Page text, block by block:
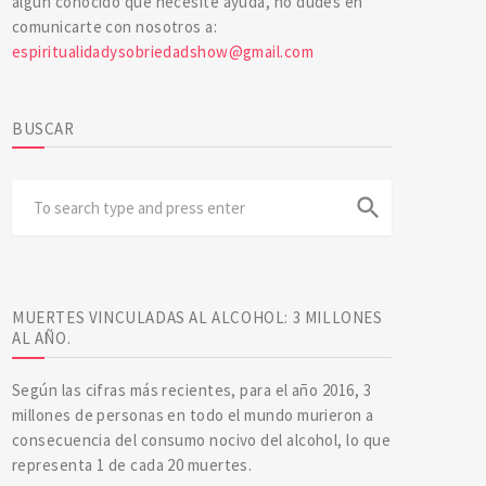
comunicarte con nosotros a:
espiritualidadysobriedadshow@gmail.com
BUSCAR
search
MUERTES VINCULADAS AL ALCOHOL: 3 MILLONES
AL AÑO.
Según las cifras más recientes, para el año 2016, 3
millones de personas en todo el mundo murieron a
consecuencia del consumo nocivo del alcohol, lo que
representa 1 de cada 20 muertes.